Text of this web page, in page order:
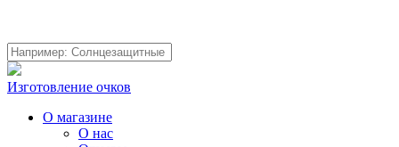
Изготовление очков
О магазине
О нас